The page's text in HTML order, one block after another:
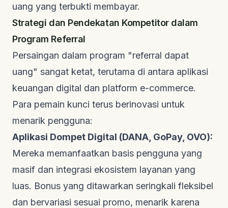
uang yang terbukti membayar.
Strategi dan Pendekatan Kompetitor dalam
Program Referral
Persaingan dalam program "referral dapat
uang" sangat ketat, terutama di antara aplikasi
keuangan digital dan platform e-commerce.
Para pemain kunci terus berinovasi untuk
menarik pengguna:
Aplikasi Dompet Digital (DANA, GoPay, OVO):
Mereka memanfaatkan basis pengguna yang
masif dan integrasi ekosistem layanan yang
luas. Bonus yang ditawarkan seringkali fleksibel
dan bervariasi sesuai promo, menarik karena